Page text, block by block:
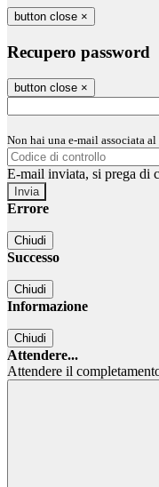
button close ×
Recupero password
button close ×
Non hai una e-mail associata
E-mail inviata, si prega di
Errore
Chiudi
Successo
Chiudi
Informazione
Chiudi
Attendere...
Attendere il